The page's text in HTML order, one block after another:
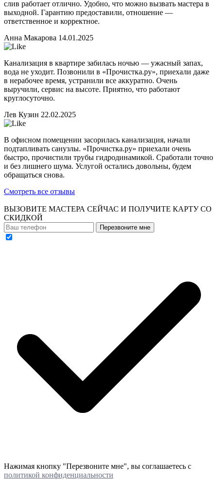
слив работает отлично. Удобно, что можно вызвать мастера в
выходной. Гарантию предоставили, отношение —
ответственное и корректное.
Анна Макарова 14.01.2025
Канализация в квартире забилась ночью — ужасный запах,
вода не уходит. Позвонили в «Прочистка.ру», приехали даже
в нерабочее время, устранили все аккуратно. Очень
выручили, сервис на высоте. Приятно, что работают
круглосуточно.
Лев Кузин 22.02.2025
В офисном помещении засорилась канализация, начали
подтапливать санузлы. «Прочистка.ру» приехали очень
быстро, прочистили трубы гидродинамикой. Сработали точно
и без лишнего шума. Услугой остались довольны, будем
обращаться снова.
Смотреть все отзывы
ВЫЗОВИТЕ МАСТЕРА СЕЙЧАС И ПОЛУЧИТЕ КАРТУ СО
СКИДКОЙ
Перезвоните мне
Нажимая кнопку "Перезвоните мне", вы соглашаетесь с
политикой конфиденциальности